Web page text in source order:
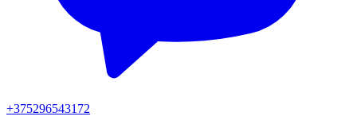
+375296543172